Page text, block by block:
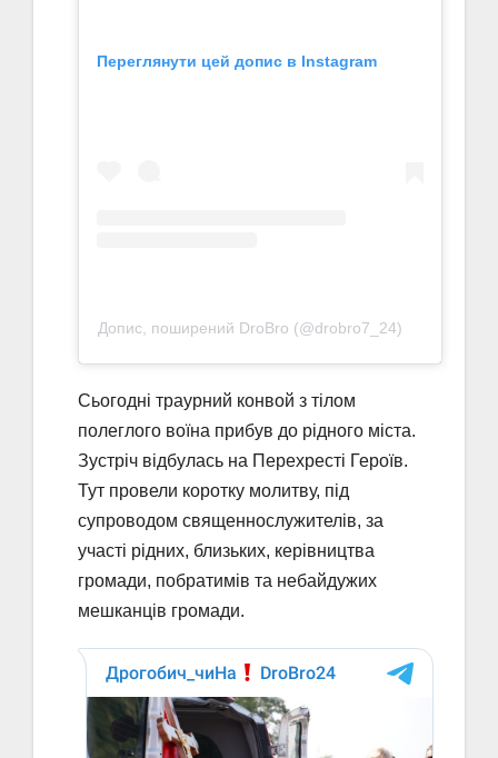
Переглянути цей допис в Instagram
Допис, поширений DroBro (@drobro7_24)
Сьогодні траурний конвой з тілом
полеглого воїна прибув до рідного міста.
Зустріч відбулась на Перехресті Героїв.
Тут провели коротку молитву, під
супроводом священнослужителів, за
участі рідних, близьких, керівництва
громади, побратимів та небайдужих
мешканців громади.